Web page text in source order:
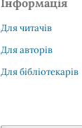
Для читачів
Для авторів
Для бібліотекарів